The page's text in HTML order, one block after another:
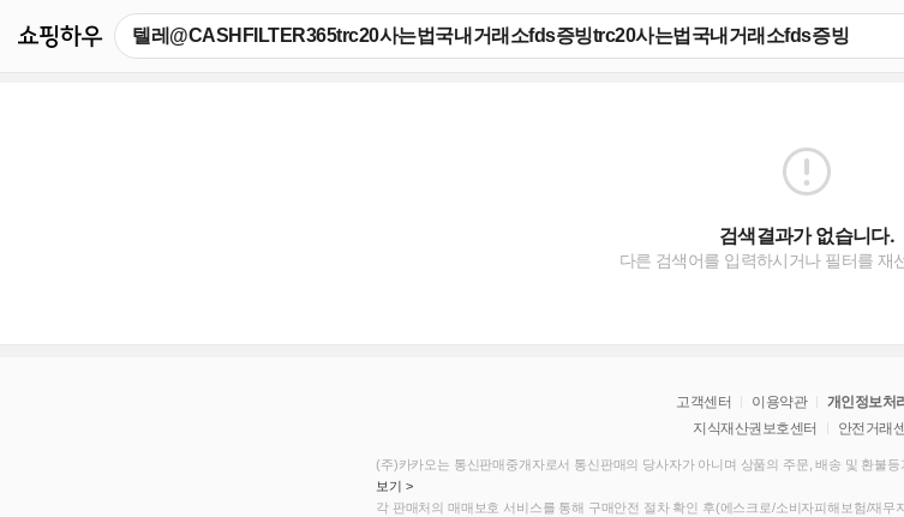
검색결과가 없습니다.
다른 검색어를 입력하시거나 필터를 재
고객센터 이용약관
개인정보처
지식재산권보호센터
안전거래
(주)카카오는 통신판매중개자로서 통신판매의 당사자가 아니며 상품의 주문, 배송 및 환불
보기 >
각 판매처의 매매보호 서비스를 통해 구매안전 절차 확인 후(에스크로/소비자피해보험/재무